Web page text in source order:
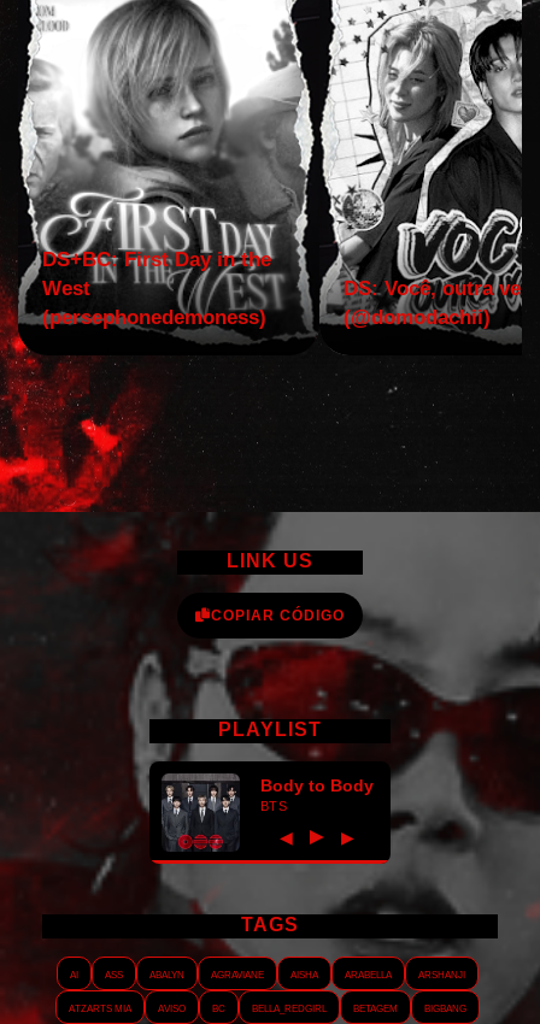
DS+BC: First Day in the
West
(persephonedemoness)
DS: Você, outra vez!
(@domodachii)
LINK US
COPIAR CÓDIGO
PLAYLIST
Body to Body
BTS
◀ ► ▶
TAGS
AI ASS Abalyn Agraviane Aisha Arabella
Arshanji
Atzarts Mia
Aviso BC Bella_RedGirl Betagem Bigbang